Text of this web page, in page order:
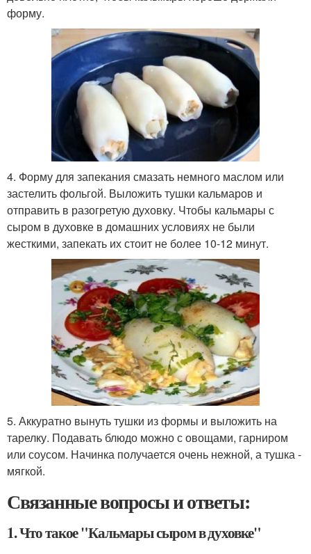
форму.
4. Форму для запекания смазать немного маслом или
застелить фольгой. Выложить тушки кальмаров и
отправить в разогретую духовку. Чтобы кальмары с
сыром в духовке в домашних условиях не были
жесткими, запекать их стоит не более 10-12 минут.
5. Аккуратно вынуть тушки из формы и выложить на
тарелку. Подавать блюдо можно с овощами, гарниром
или соусом. Начинка получается очень нежной, а тушка -
мягкой.
Связанные вопросы и ответы:
1. Что такое "Кальмары сыром в духовке"